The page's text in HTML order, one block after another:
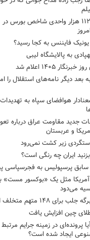
صعود ۱۱۲ هزار واحدی شاخص بورس در
یونیک فایننس به کجا رسید؟
به پالایشگاه لیبی
۱۴۰۵ اعلام شد
بعد دیگر نامه‌های استقلال را
هوافضای سپاه به تهدیدات
جدید مقاومت عراق درباره
و عربستان
زیر کشت نمی‌رود
ایران چه رنگی است؟
سابق پرسپولیس به فجرسپاسی
آمریکا مثل یک «بوکسور مست»
می‌دود
برای ۱۴۸ متهم متخلف ارزی
چین افزایش یافت
پرونده‌ای در زمینه جرایم مرتبط
ایجاد شده است؟